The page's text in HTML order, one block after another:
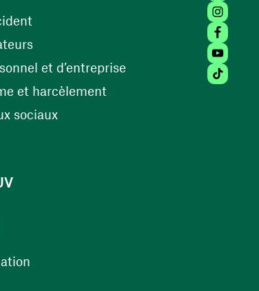
(ouvre une nouvelle fenêtre)
(ouvre une nouvelle fenêtre)
et d’entreprise(ouvre une nouvelle
et harcèlement(ouvre une nouvelle
sociaux(ouvre une nouvelle fenêtre)
une nouvelle fenêtre)
(ouvre une nouvelle fenêtre)
Tiktok